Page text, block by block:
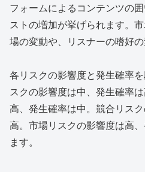
フォームによるコンテンツの
ストの増加が挙げられます。
場の変動や、リスナーの嗜好の
各リスクの影響度と発生確率
スクの影響度は中、発生確率
高、発生確率は中。競合リス
高。市場リスクの影響度は高
ます。